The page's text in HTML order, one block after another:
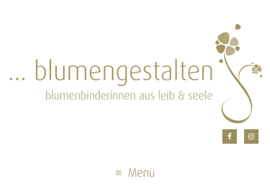
Menü